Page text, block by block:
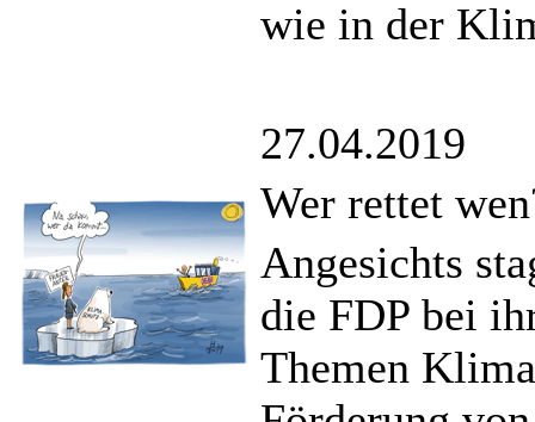
wie in der
27.04.2019
Wer rettet
Angesichts
die FDP bei
Themen